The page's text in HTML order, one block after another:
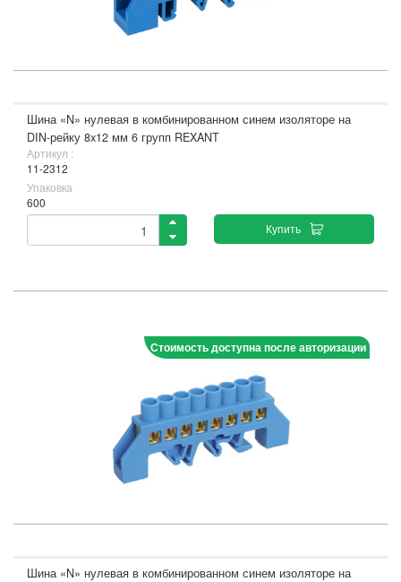
Шина «N» нулевая в комбинированном синем изоляторе на
DIN-рейку 8x12 мм 6 групп REXANT
Артикул :
11-2312
Упаковка
600
Купить
Стоимость доступна после авторизации
Шина «N» нулевая в комбинированном синем изоляторе на